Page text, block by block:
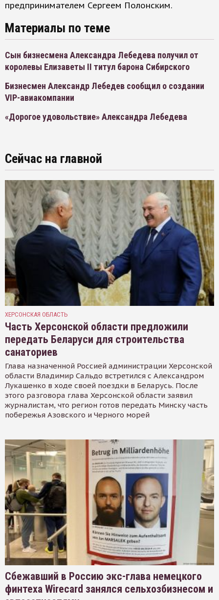
предпринимателем Сергеем Полонским.
Материалы по теме
Сын бизнесмена Александра Лебедева получил от
королевы Елизаветы II титул барона Сибирского
Бизнесмен Александр Лебедев сообщил о создании
VIP-авиакомпании
«Дорогое удовольствие» Александра Лебедева
Сейчас на главной
ХЕРСОНСКАЯ ОБЛАСТЬ
Часть Херсонской области предложили
передать Беларуси для строительства
санаториев
Глава назначенной Россией администрации Херсонской
области Владимир Сальдо встретился с Александром
Лукашенко в ходе своей поездки в Беларусь. После
этого разговора глава Херсонской области заявил
журналистам, что регион готов передать Минску часть
побережья Азовского и Черного морей
Сбежавший в Россию экс-глава немецкого
финтеха Wirecard занялся сельхозбизнесом и